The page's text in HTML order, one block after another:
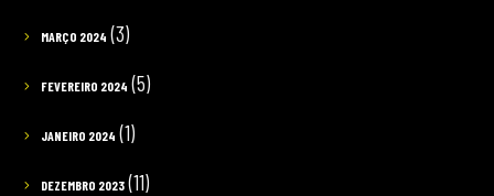
MARÇO 2024 (3)
FEVEREIRO 2024 (5)
JANEIRO 2024 (1)
DEZEMBRO 2023(11)